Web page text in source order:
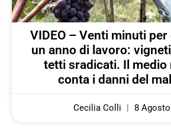
VIDEO – Venti minuti
un anno di lavoro:
tetti sradicati. Il medio
conta i danni del
Cecilia Colli 8